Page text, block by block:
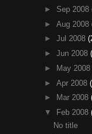
► Sep 2008
► Aug 2008
► Jul 2008
► Jun 2008
►
May 2008
► Apr 2008
►
Mar 2008
▼
Feb 2008
No title